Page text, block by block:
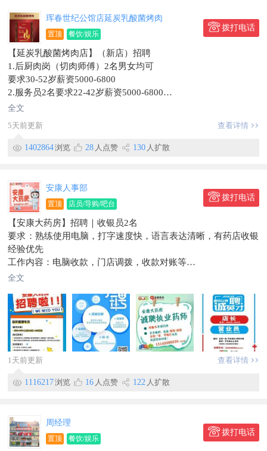
工资月结周结
薪资:5000-10000/五险一金
工作地址：珲春市
电话188****6521微信同号
信息有效期到26年12月31日
联系时，请说明在【珲春圈】看到的~
珲春世纪公馆店延炭乳酸菌烤肉
置顶 餐饮/娱乐
拨打电话
【延炭乳酸菌烤肉店】（新店）招聘
1.后厨肉岗（切肉师傅）2名男女均可
要求30-52岁薪资5000-6800
2.服务员2名要求22-42岁薪资5000-6800
3.保洁大姐一名56岁以下薪资4200-5200
5.凉拌菜岗位1名，53以下（不会可学），薪资4500-5500
6.招聘晚上钟点工2名男女均可30-55岁。时间晚5:00-10:00每个
以上人员要求，吃苦耐劳，积极向上，喜欢餐饮行业，有正能
量。团结友爱的伙伴儿
要求长期。短期勿扰
地址：水立方附近，天仙包饭边
延炭乳酸菌烤肉店】世纪公馆店招聘
0.招聘长期晚上钟点吧台一名。年龄25-40岁女，时间17:30-21:3
0工资1800+200满勤＋1个公休。
1.优秀吧台一名：年龄25-40岁。要求不吸烟，性格开朗，爱
2.服务员2名，女士优先，年龄20-43岁。薪资5000-6500元，有
晋升空间。团队氛围好
63.长期工作的炭工1名，年龄45-56岁身体好吃苦耐劳。薪资：4
500-5200元
7.储备干部，主管，经理，店长(可去外地发展)
岗位晋升，
全文
5天前更新
查看详情
1402864浏览 28 人点赞 130 人扩散
安康人事部
置顶 店员/导购/吧台
拨打电话
【安康大药房】招聘｜收银员2名
要求：熟练使用电脑，打字速度快，语言表达清晰，有药店收银
经验优先
工作内容：电脑收款，门店调拨，收款对账等
工资待遇：倒班3000，夜班4500
【营业员】3名
要求：20-40岁女性优先，善于沟通，认真负责，长期稳定，有
无经验均可
【店长】1名
要求：女优先25-40周岁，两年以上药店管理经验，熟悉药店工
作流程，电脑操作熟练
工作时间：8:00-17:00，公休4天
工资待遇从优，连锁企业有保障！
年假、五险一金、工龄补贴、节日福利，快来应聘吧！
安康人事部：151~4338~9338
全文
1天前更新 查看详情
1116217浏览 16 人点赞 122 人扩散
周经理
置顶 餐饮/娱乐
拨打电话